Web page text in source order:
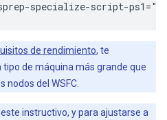
de rendimiento, te
de máquina más grande que
nodos del WSFC.
instructivo, y para ajustarse a